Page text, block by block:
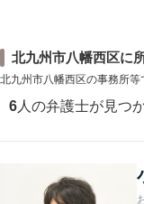
北九州市八幡西区に
北九州市八幡西区の事務所等
6 人の弁護士が見つ